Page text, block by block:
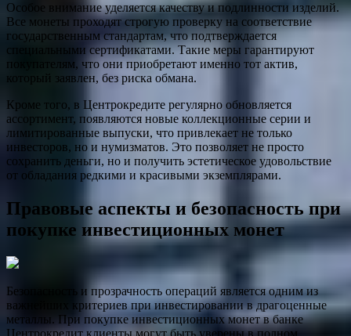
Особое внимание уделяется качеству и подлинности изделий.
Все монеты проходят строгую проверку на соответствие
государственным стандартам, что подтверждается
специальными сертификатами. Такие меры гарантируют
покупателям, что они приобретают именно тот актив,
который заявлен, без риска обмана.
Кроме того, в Центрокредите регулярно обновляется
ассортимент, появляются новые коллекционные серии и
лимитированные выпуски, что привлекает не только
инвесторов, но и нумизматов. Это позволяет не просто
сохранить деньги, но и получить эстетическое удовольствие
от обладания редкими и красивыми экземплярами.
Правовые аспекты и безопасность при
покупке инвестиционных монет
Безопасность и прозрачность операций является одним из
важнейших критериев при инвестировании в драгоценные
металлы. При покупке инвестиционных монет в банке
Центрокредит клиенты могут быть уверены в полном